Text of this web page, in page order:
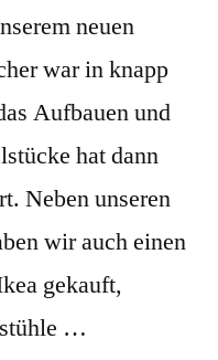
neuen
war in knapp
Aufbauen und
hat dann
Neben unseren
wir auch einen
gekauft,
…